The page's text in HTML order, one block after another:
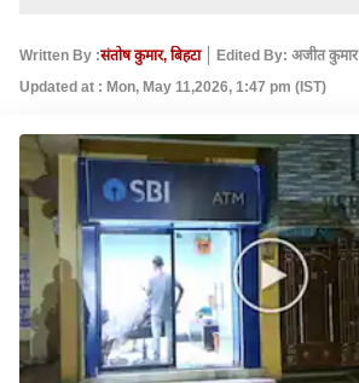
Written By :संतोष कुमार, बिहटा
Edited By: अजीत कुमार
Updated at : Mon, May 11,2026, 1:47 pm (IST)